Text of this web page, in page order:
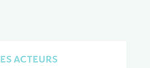
ACTEURS